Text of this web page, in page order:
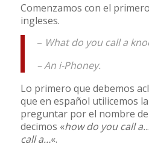
Comenzamos con el
ingleses.
– What do you call a
– An i-Phoney.
Lo primero que debemos
que en español utilicemos
preguntar por el nombre
decimos «how do you call
call a…«.